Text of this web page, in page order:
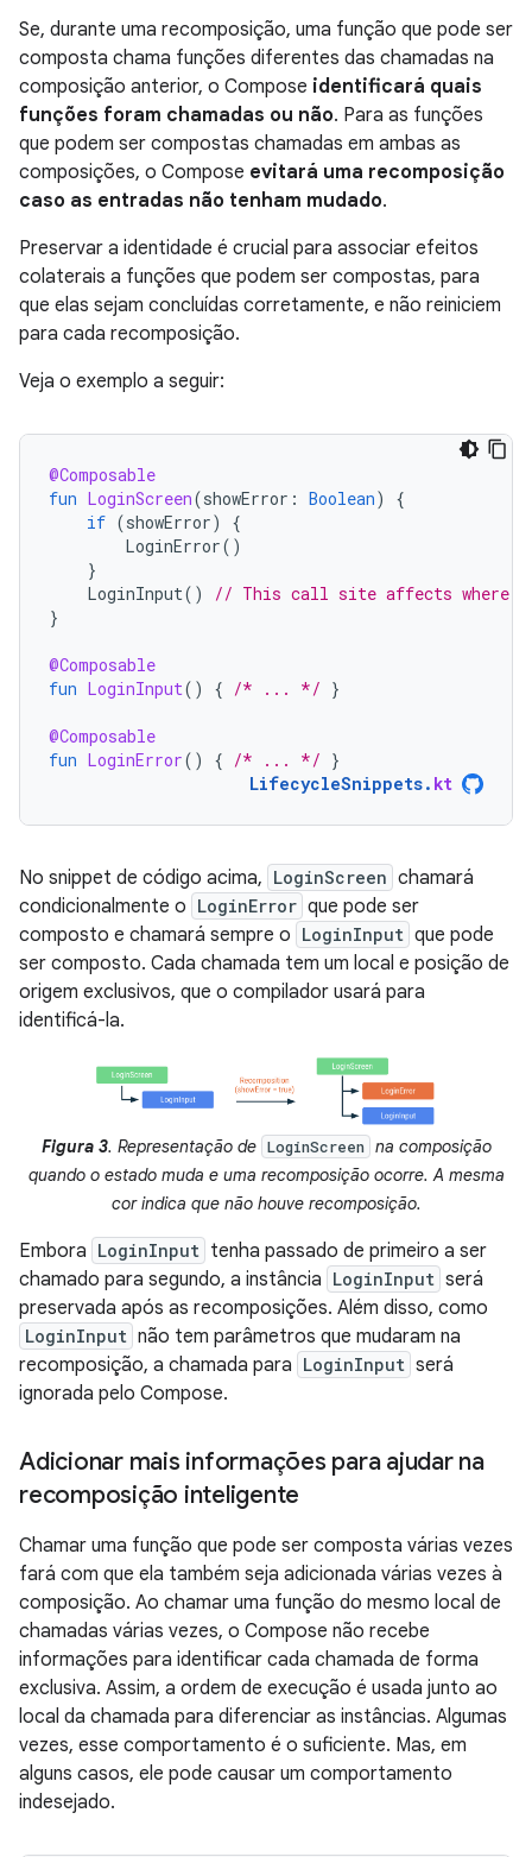
Se, durante uma recomposição, uma função que pode ser
composta chama funções diferentes das chamadas na
composição anterior, o Compose identificará quais
funções foram chamadas ou não. Para as funções
que podem ser compostas chamadas em ambas as
composições, o Compose evitará uma recomposição
caso as entradas não tenham mudado.
Preservar a identidade é crucial para associar efeitos
colaterais a funções que podem ser compostas, para
que elas sejam concluídas corretamente, e não reiniciem
para cada recomposição.
Veja o exemplo a seguir:
@Composable
fun LoginScreen(showError : Boolean)
{
if (showError)
{
LoginError()
}
LoginInput()
// This call site affects where
}
@Composable
fun LoginInput() { /* ... */ }
@Composable
fun LoginError() { /* ... */ }
LifecycleSnippets. kt
No snippet de código acima, LoginScreen chamará
condicionalmente o LoginError que pode ser
composto e chamará sempre o LoginInput que pode
ser composto. Cada chamada tem um local e posição de
origem exclusivos, que o compilador usará para
identificá-la.
Figura 3. Representação de LoginScreen na composição
quando o estado muda e uma recomposição ocorre. A mesma
cor indica que não houve recomposição.
Embora LoginInput tenha passado de primeiro a ser
chamado para segundo, a instância LoginInput será
preservada após as recomposições. Além disso, como
LoginInput não tem parâmetros que mudaram na
recomposição, a chamada para LoginInput será
ignorada pelo Compose.
Adicionar mais informações para ajudar na
recomposição inteligente
Chamar uma função que pode ser composta várias vezes
fará com que ela também seja adicionada várias vezes à
composição. Ao chamar uma função do mesmo local de
chamadas várias vezes, o Compose não recebe
informações para identificar cada chamada de forma
exclusiva. Assim, a ordem de execução é usada junto ao
local da chamada para diferenciar as instâncias. Algumas
vezes, esse comportamento é o suficiente. Mas, em
alguns casos, ele pode causar um comportamento
indesejado.